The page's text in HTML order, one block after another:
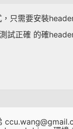
，只需要安裝
試正確 的確